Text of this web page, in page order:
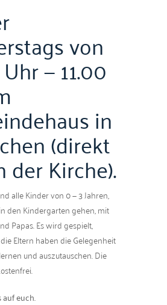
von
— 11.00
in
(direkt
der Kirche).
alle Kinder von 0 — 3 Jahren,
den Kinder­garten gehen, mit
Papas. Es wird gespielt,
Eltern haben die Gele­gen­heit
und auszu­tauschen. Die
euch.